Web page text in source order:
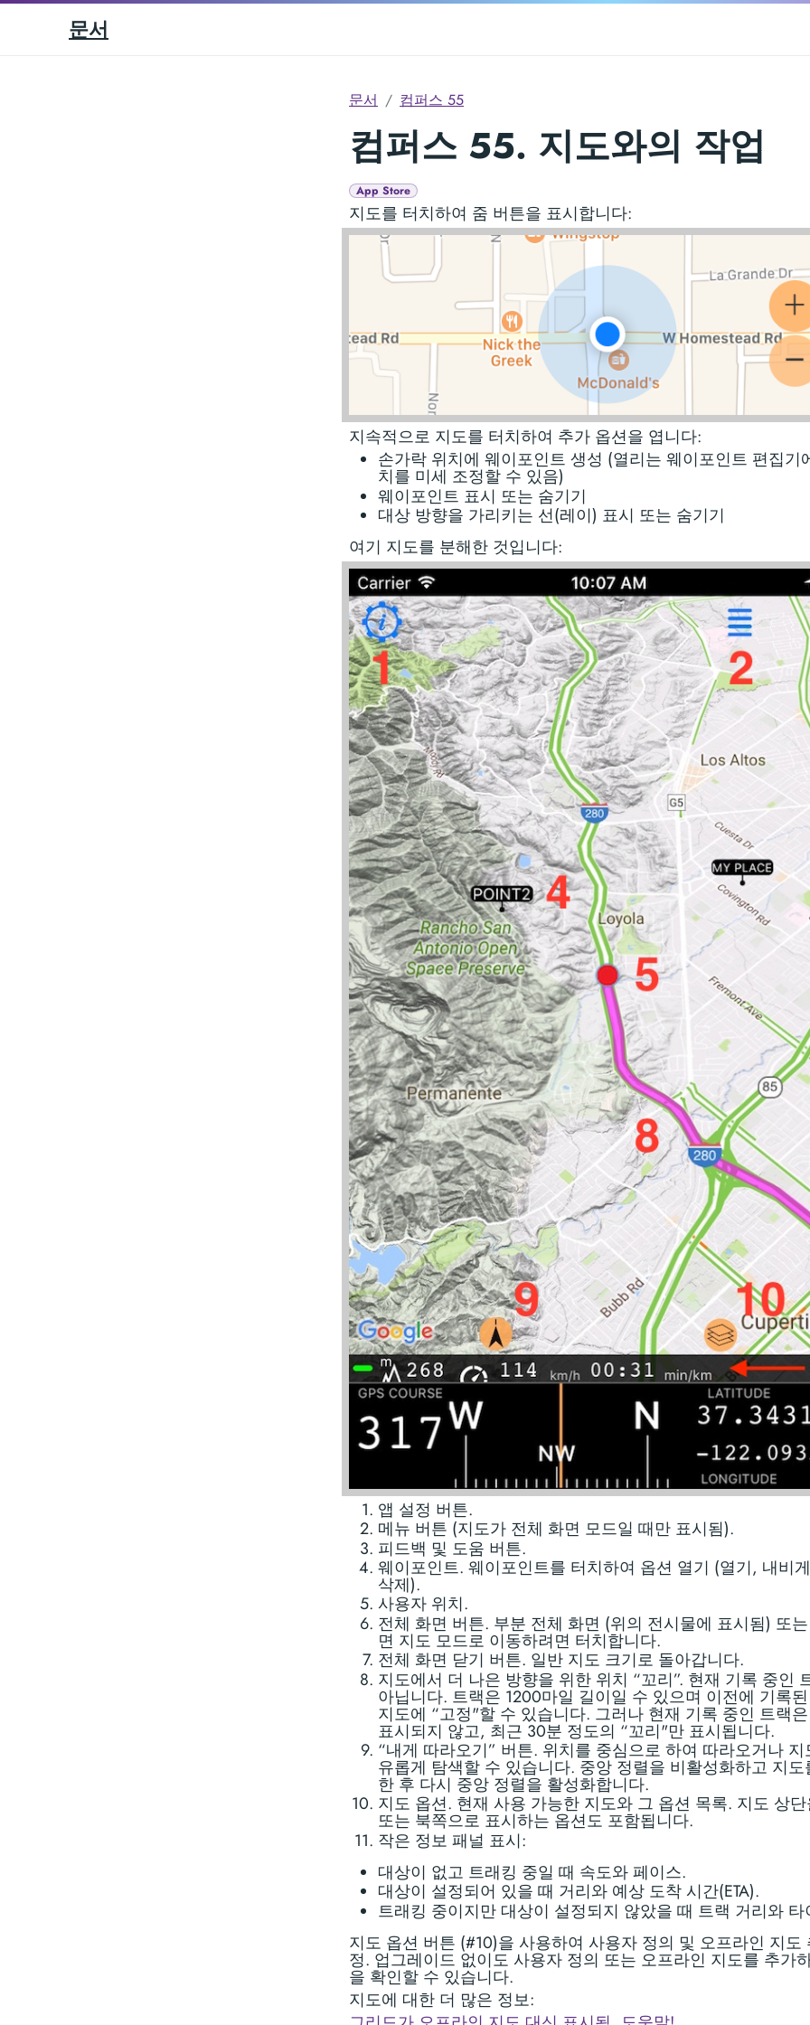
문서
문서 컴퍼스 55
컴퍼스 55. 지도와의 작업
App Store
지도를 터치하여 줌 버튼을 표시합니다:
지속적으로 지도를 터치하여 추가 옵션을 엽니다:
손가락 위치에 웨이포인트 생성 (열리는 웨이포인트 편집기
치를 미세 조정할 수 있음)
웨이포인트 표시 또는 숨기기
대상 방향을 가리키는 선(레이) 표시 또는 숨기기
여기 지도를 분해한 것입니다:
앱 설정 버튼.
메뉴 버튼 (지도가 전체 화면 모드일 때만 표시됨).
피드백 및 도움 버튼.
웨이포인트. 웨이포인트를 터치하여 옵션 열기 (열기, 내비
삭제).
사용자 위치.
전체 화면 버튼. 부분 전체 화면 (위의 전시물에 표시됨) 또
면 지도 모드로 이동하려면 터치합니다.
전체 화면 닫기 버튼. 일반 지도 크기로 돌아갑니다.
지도에서 더 나은 방향을 위한 위치 “꼬리”. 현재 기록 중인
아닙니다. 트랙은 1200마일 길이일 수 있으며 이전에 기록
지도에 “고정"할 수 있습니다. 그러나 현재 기록 중인 트랙
표시되지 않고, 최근 30분 정도의 “꼬리"만 표시됩니다.
“내게 따라오기” 버튼. 위치를 중심으로 하여 따라오거나
유롭게 탐색할 수 있습니다. 중앙 정렬을 비활성화하고 지도
한 후 다시 중앙 정렬을 활성화합니다.
지도 옵션. 현재 사용 가능한 지도와 그 옵션 목록. 지도 상
또는 북쪽으로 표시하는 옵션도 포함됩니다.
작은 정보 패널 표시:
대상이 없고 트래킹 중일 때 속도와 페이스.
대상이 설정되어 있을 때 거리와 예상 도착 시간(ETA).
트래킹 중이지만 대상이 설정되지 않았을 때 트랙 거리와 타
지도 옵션 버튼 (#10)을 사용하여 사용자 정의 및 오프라인 지
정. 업그레이드 없이도 사용자 정의 또는 오프라인 지도를 추가
을 확인할 수 있습니다.
지도에 대한 더 많은 정보: